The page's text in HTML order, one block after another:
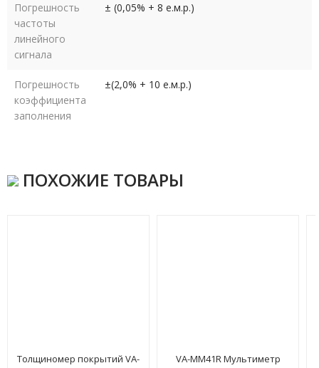
Погрешность
частоты
линейного
сигнала
± (0,05% + 8 е.м.р.)
Погрешность
коэффициента
заполнения
±(2,0% + 10 е.м.р.)
ПОХОЖИЕ ТОВАРЫ
Толщиномер покрытий VA-
VA-ММ41R Мультиметр